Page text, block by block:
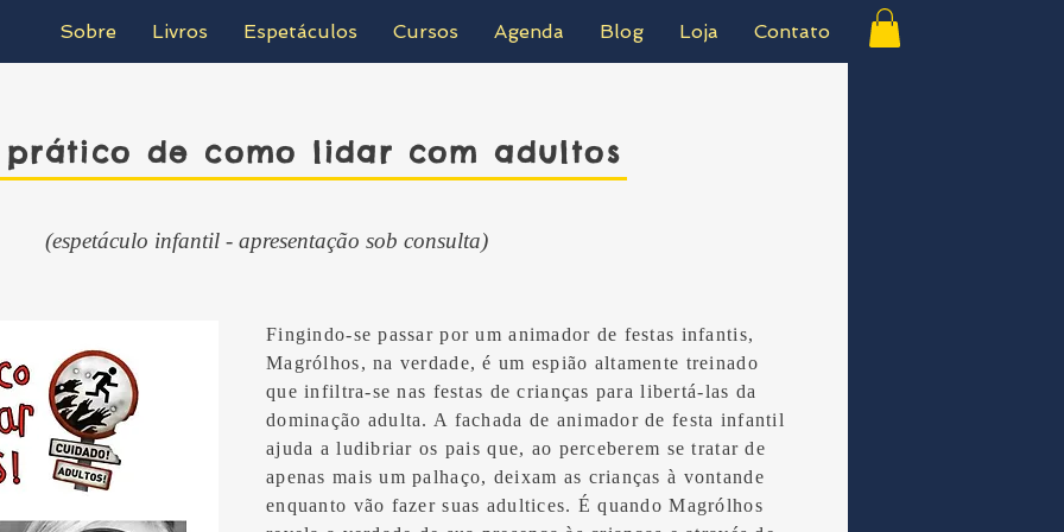
Sobre Livros Espetáculos Cursos Agenda Blog Loja Contato
prático de como lidar com adultos
(espetáculo infantil - apresentação sob consulta)
Fingindo-se passar por um animador de festas infantis,
Magrólhos, na verdade, é um espião altamente treinado
que infiltra-se nas festas de crianças para libertá-las da
dominação adulta. A fachada de animador de festa infantil
ajuda a ludibriar os pais que, ao perceberem se tratar de
apenas mais um palhaço, deixam as crianças à vontande
enquanto vão fazer suas adultices. É quando Magrólhos